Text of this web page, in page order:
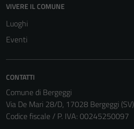
VIVERE IL COMUNE
Luoghi
Eventi
CONTATTI
Comune di Bergeggi
Via De Mari 28/D, 17028 Bergeggi (SV)
Codice fiscale / P. IVA: 00245250097